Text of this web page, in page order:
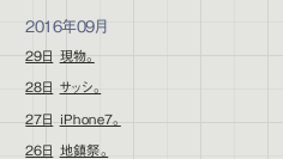
2016年09月
29日 現物。
28日 サッシ。
27日 iPhone7。
26日 地鎮祭。